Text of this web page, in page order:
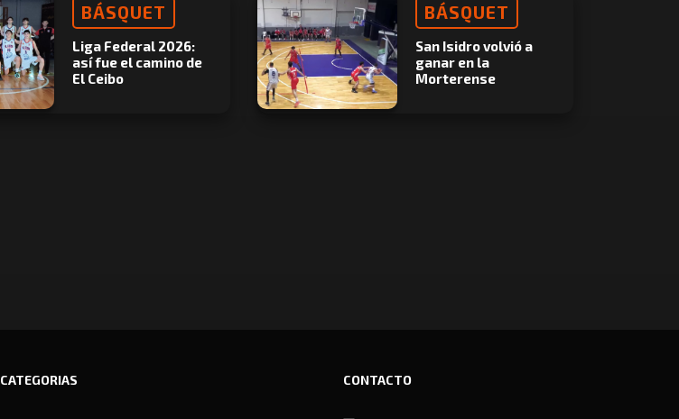
BÁSQUET
Liga Federal 2026:
así fue el camino de
El Ceibo
BÁSQUET
San Isidro volvió a
ganar en la
Morterense
CATEGORIAS CONTACTO